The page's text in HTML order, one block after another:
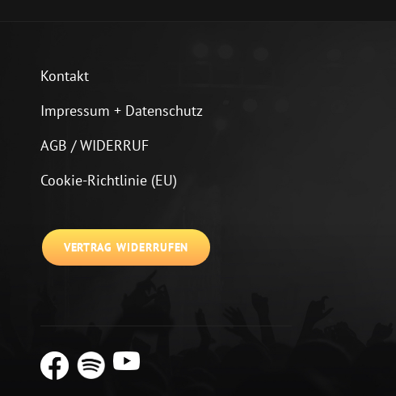
Kontakt
Impressum + Datenschutz
AGB / WIDERRUF
Cookie-Richtlinie (EU)
VERTRAG WIDERRUFEN